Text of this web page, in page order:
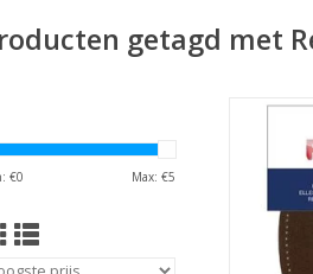
getagd met
€0 Max: €5